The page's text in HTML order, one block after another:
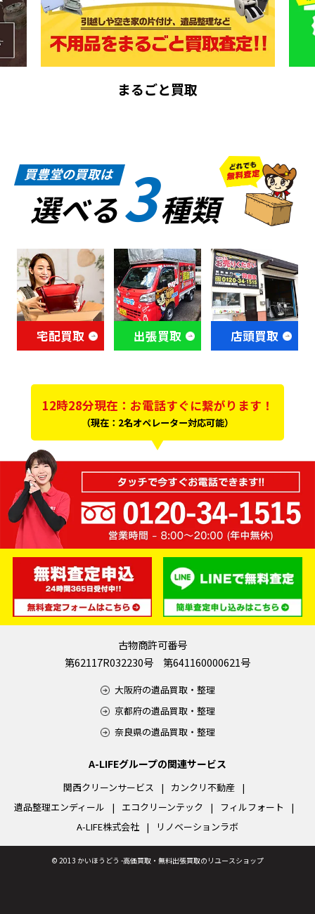
まるごと買取
買豊堂の買取は
選べる3種類
宅配買取 出張買取 店頭買取
12時28分現在：お電話すぐに繋がります！
（現在：2名オペレーター対応可能）
古物商許可番号
第62117R032230号 第641160000621号
大阪府の遺品買取・整理
京都府の遺品買取・整理
奈良県の遺品買取・整理
A-LIFEグループの関連サービス
関西クリーンサービス
カンクリ不動産
遺品整理エンディール
エコクリーンテック
フィルフォート
A-LIFE株式会社
リノベーションラボ
© 2013 かいほうどう -高価買取・無料出張買取のリユースショップ